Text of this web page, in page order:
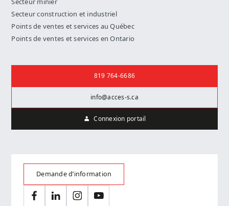
Secteur minier
Secteur construction et industriel
Points de ventes et services au Québec
Points de ventes et services en Ontario
819 764-6686
info@acces-s.ca
Connexion portail
Demande d’information
FacebookLinkedInInstagramYouTube